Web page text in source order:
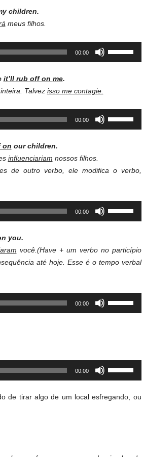
increase
or
children.
meus filhos.
00:00
increase
or
it’ll rub off on me.
Talvez isso me contagie.
00:00
decrease
volume.
on our children.
influenciariam nossos filhos.
de outro verbo, ele modifica o verbo,
00:00
to
increase
decrease
volume.
you.
você. (Have + um verbo no particípio
até hoje. Esse é o tempo verbal
00:00
increase
or
volume.
00:00
keys
de tirar algo de um local esfregando, ou